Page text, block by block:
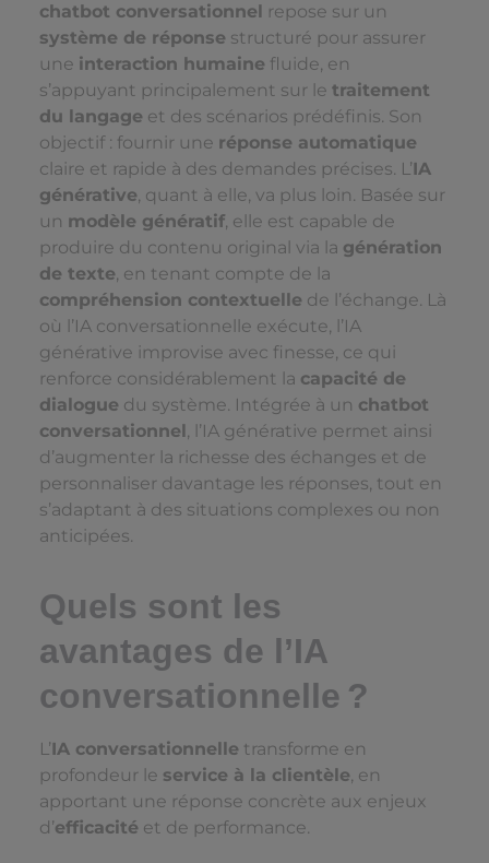
chatbot conversationnel
repose sur un
système de réponse structuré pour assurer
une interaction humaine fluide, en
s’appuyant principalement sur le traitement
du langage et des scénarios prédéfinis. Son
objectif : fournir une réponse automatique
claire et rapide à des demandes précises. L’IA
générative, quant à elle, va plus loin. Basée sur
un modèle génératif, elle est capable de
produire du contenu original via la génération
de texte, en tenant compte de la
compréhension contextuelle de l’échange. Là
où l’IA conversationnelle exécute, l’IA
générative improvise avec finesse, ce qui
renforce considérablement la capacité de
dialogue du système. Intégrée à un chatbot
conversationnel , l’IA générative permet ainsi
d’augmenter la richesse des échanges et de
personnaliser davantage les réponses, tout en
s’adaptant à des situations complexes ou non
anticipées.
Quels sont les
avantages de l’IA
conversationnelle ?
L’IA conversationnelle transforme en
profondeur le service à la clientèle, en
apportant une réponse concrète aux enjeux
d’efficacité et de performance.